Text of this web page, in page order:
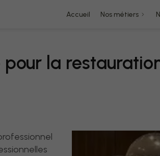
Accueil Nos métiers
pour la